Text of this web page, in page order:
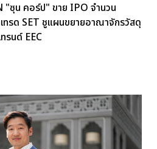
"ซุน คอร์ป" ขาย IPO จำนวน
ทรด SET ชูแผนขยายอาณาจักรวัสดุ
รนด์ EEC